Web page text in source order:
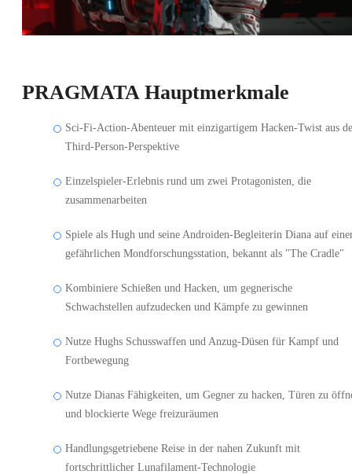
PRAGMATA Hauptmerkmale
Sci-Fi-Action-Abenteuer mit einzigartigem Hacken-Twist aus
Third-Person-Perspektive
Einzelspieler-Erlebnis rund um zwei Protagonisten, die
zusammenarbeiten
Spiele als Hugh und seine Androiden-Begleiterin Diana auf
gefährlichen Mondforschungsstation, bekannt als "The Cradle"
Kombiniere Schießen und Hacken, um gegnerische
Schwachstellen aufzudecken und Kämpfe zu gewinnen
Nutze Hughs Schusswaffen und Anzug-Düsen für Kampf und
Fortbewegung
Nutze Dianas Fähigkeiten, um Gegner zu hacken, Türen zu
und blockierte Wege freizuräumen
Handlungsgetriebene Reise in der nahen Zukunft mit
fortschrittlicher Lunafilament-Technologie